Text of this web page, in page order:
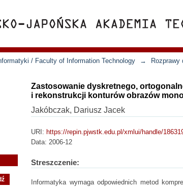
/ Faculty of Information Technology →
Zastosowanie dyskretnego,
i rekonstrukcji konturów obrazów
Jakóbczak, Dariusz Jacek
URI: https://repin.pjwstk.edu.pl/xmlui/handle/
Data: 2006-12
Streszczenie:
Informatyka wymaga odpowiednich metod